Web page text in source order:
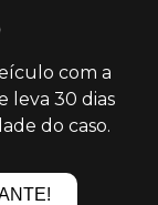
com a
leva 30 dias
do caso.